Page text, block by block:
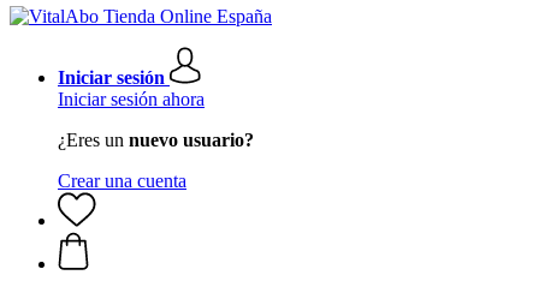
Iniciar sesión
Iniciar sesión ahora
¿Eres un nuevo usuario?
Crear una cuenta